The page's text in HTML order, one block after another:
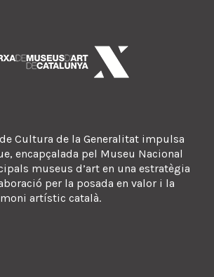
Cultura de la Generalitat impulsa
encapçalada pel Museu Nacional
museus d’art en una estratègia
per la posada en valor i la
artístic català.